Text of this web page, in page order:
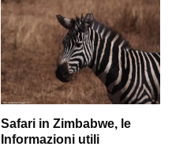
Safari in Zimbabwe, le
Informazioni utili